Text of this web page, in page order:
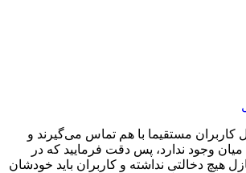
کاربران مستقیما با هم تماس می‌گیرند و
وجود ندارد، پس دقت فرمایید که در
هیچ دخالتی نداشته و کاربران باید خودشان